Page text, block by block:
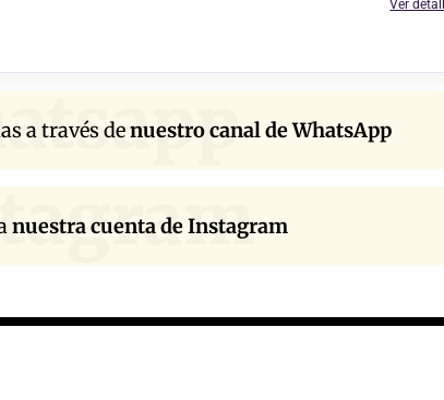
Ver
a través denuestro canal de WhatsApp
nuestra cuenta de Instagram